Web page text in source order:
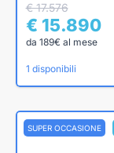
€ 17.576
€ 15.890
da 189€ al mese
1 disponibili
SUPER OCCASIONE